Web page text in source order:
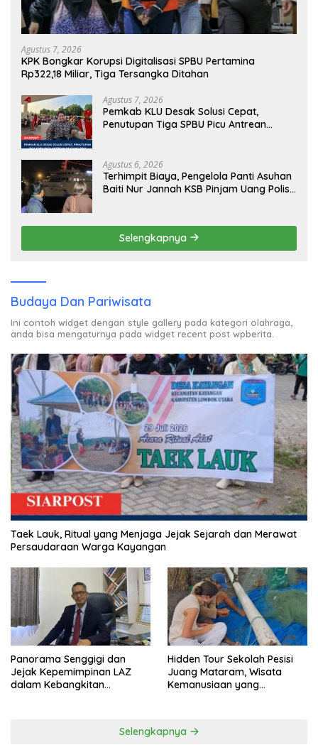
Agustus 7, 2026
KPK Bongkar Korupsi Digitalisasi SPBU Pertamina
Rp322,18 Miliar, Tiga Tersangka Ditahan
Agustus 7, 2026
Pemkab KLU Desak Solusi Cepat,
Penutupan Tiga SPBU Picu Antrean
Agustus 6, 2026
Terhimpit Biaya, Pengelola Panti Asuhan
Baiti Nur Jannah KSB Pinjam Uang Polisi
Selengkapnya
Budaya Dan Pariwisata
Ini contoh widget dengan style gallery pada kategori olahraga,
anda bisa mengaturnya pada widget recent post wpberita.
Taek Lauk, Ritual yang Menjaga Jejak Sejarah dan Merawat
Persaudaraan Warga Kayangan
Panorama Senggigi dan
Jejak Kepemimpinan LAZ
dalam Kebangkitan
Hidden Tour Sekolah Pesisi
Juang Mataram, Wisata
Kemanusiaan yang
Selengkapnya